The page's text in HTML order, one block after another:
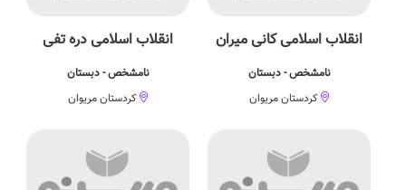
انقلاب اسلامی کانی میران
نامشخص - دبستان
کردستان مریوان
انقلاب اسلامی دره تفی
نامشخص - دبستان
کردستان مریوان